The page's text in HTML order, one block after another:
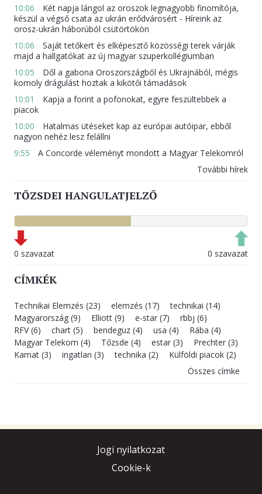
10:06
Két napja lángol az oroszok legnagyobb finomítója,
készül a végső csata az ukrán erődvárosért - Híreink az
orosz-ukrán háborúból csütörtökön
10:06
Saját tetőkert és elképesztő közösségi terek várják
majd a hallgatókat az új magyar szuperkollégiumban
10:05
Dől a gabona Oroszországból és Ukrajnából, mégis
komoly drágulást hoztak a kikötői támadások
10:01
Kapja a forint a pofonokat, egyre feszültebbek a
piacok
10:00
Hatalmas ütéseket kap az európai autóipar, ebből
nagyon nehéz lesz felállni
9:55
A Concorde véleményt mondott a Magyar Telekomról
További hírek
TŐZSDEI HANGULATJELZŐ
0 szavazat 0 szavazat
CÍMKÉK
Technikai Elemzés (23) elemzés (17)
technikai (14)
Magyarország (9)
Elliott (9) e-star (7)
rbbj (6)
RFV (6)
chart (5) bendeguz (4) usa (4)
Rába (4)
Magyar Telekom (4)
Tőzsde (4) estar (3)
Prechter (3)
Kamat (3)
ingatlan (3) technika (2)
Külföldi piacok (2)
Összes címke
Jogi nyilatkozat
Cookie-k